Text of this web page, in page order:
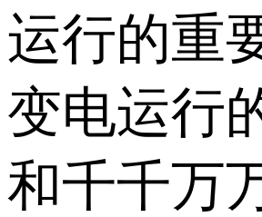
运行的重
变电运行
和千千万